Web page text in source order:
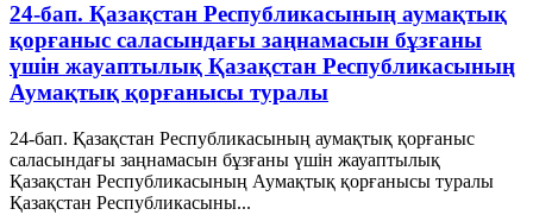
24-бап. Қазақстан Республикасының аумақтық
қорғаныс саласындағы заңнамасын бұзғаны
үшін жауаптылық Қазақстан Республикасының
Аумақтық қорғанысы туралы
24-бап. Қазақстан Республикасының аумақтық қорғаныс
саласындағы заңнамасын бұзғаны үшін жауаптылық
Қазақстан Республикасының Аумақтық қорғанысы туралы
Қазақстан Республикасыны...